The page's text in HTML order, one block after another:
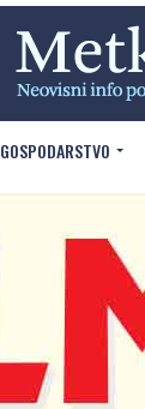
GOSPODARSTVO